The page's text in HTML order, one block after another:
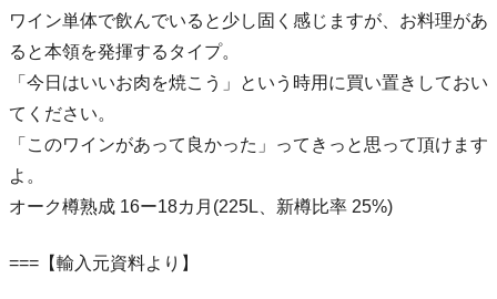
ワイン単体で飲んでいると少し固く感じますが、お料理があ
ると本領を発揮するタイプ。
「今日はいいお肉を焼こう」という時用に買い置きしておい
てください。
「このワインがあって良かった」ってきっと思って頂けます
よ。
オーク樽熟成 16ー18カ月(225L、新樽比率 25%)
===【輸入元資料より】